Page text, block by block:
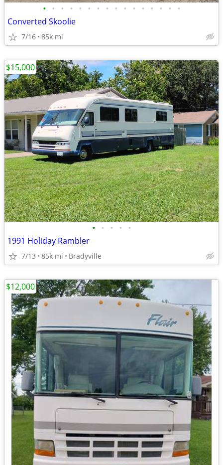
• • • • • • • • • • • • • • • •
Converted Skoolie
7/16 85k mi
• • • • •
1991 Holiday Rambler
7/13 85k mi Bradyville
$15,000
$12,000